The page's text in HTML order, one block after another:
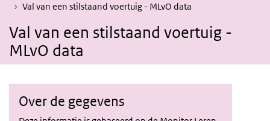
Val van een stilstaand voertuig - MLvO data
Val van een stilstaand voertuig -
MLvO data
Over de gegevens